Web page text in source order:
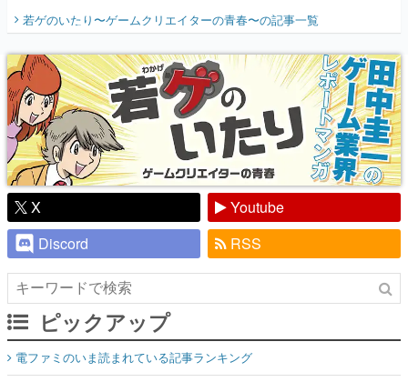
開く。業界の快男児・松山 洋に流れる血は
『少年ジャンプ』色だった【若ゲのいた
り】
若ゲのいたり〜ゲームクリエイターの青春〜の記事一覧
X
Youtube
Discord
RSS
ピックアップ
電ファミのいま読まれている記事ランキング